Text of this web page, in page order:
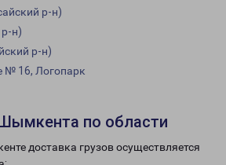
р-н)
н)
р-н)
№ 16, Логопарк
по области
доставка грузов осуществляется